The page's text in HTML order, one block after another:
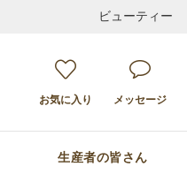
ビューティー
お気に入り メッセージ
生産者の皆さん